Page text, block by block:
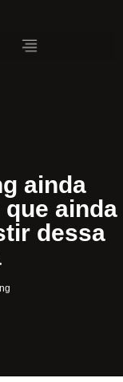
ainda
ainda
dessa